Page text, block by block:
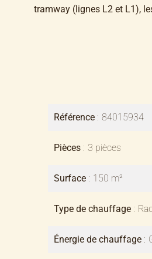
tramway (lignes L2 et L1),
Référence 84015934
Pièces 3 pièces
Surface 150 m²
Type de chauffage
Énergie de chauffage